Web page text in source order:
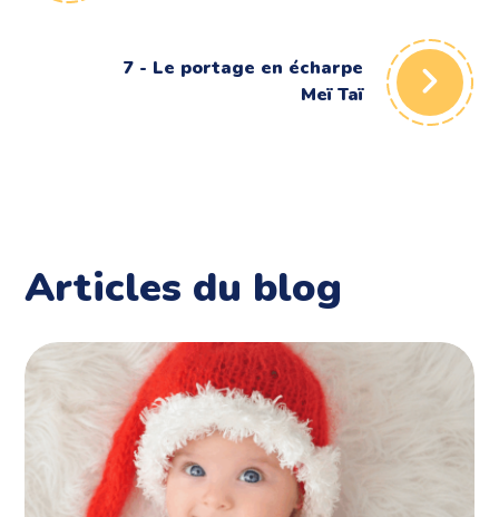
7 - Le portage en écharpe
Meï Taï
Articles du blog